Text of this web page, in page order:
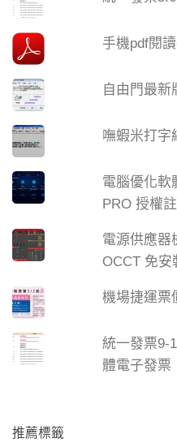
手機pdf閱
自由門最新
嘸蝦米打字
電腦優化軟
PRO 授權
電源供應器
OCCT 免安
機場捷運票
統一發票9-
體電子發票
推薦標籤